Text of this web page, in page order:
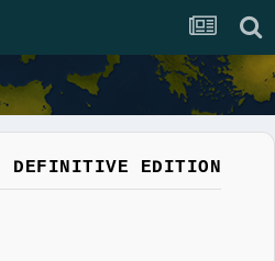
DEFINITIVE EDITION